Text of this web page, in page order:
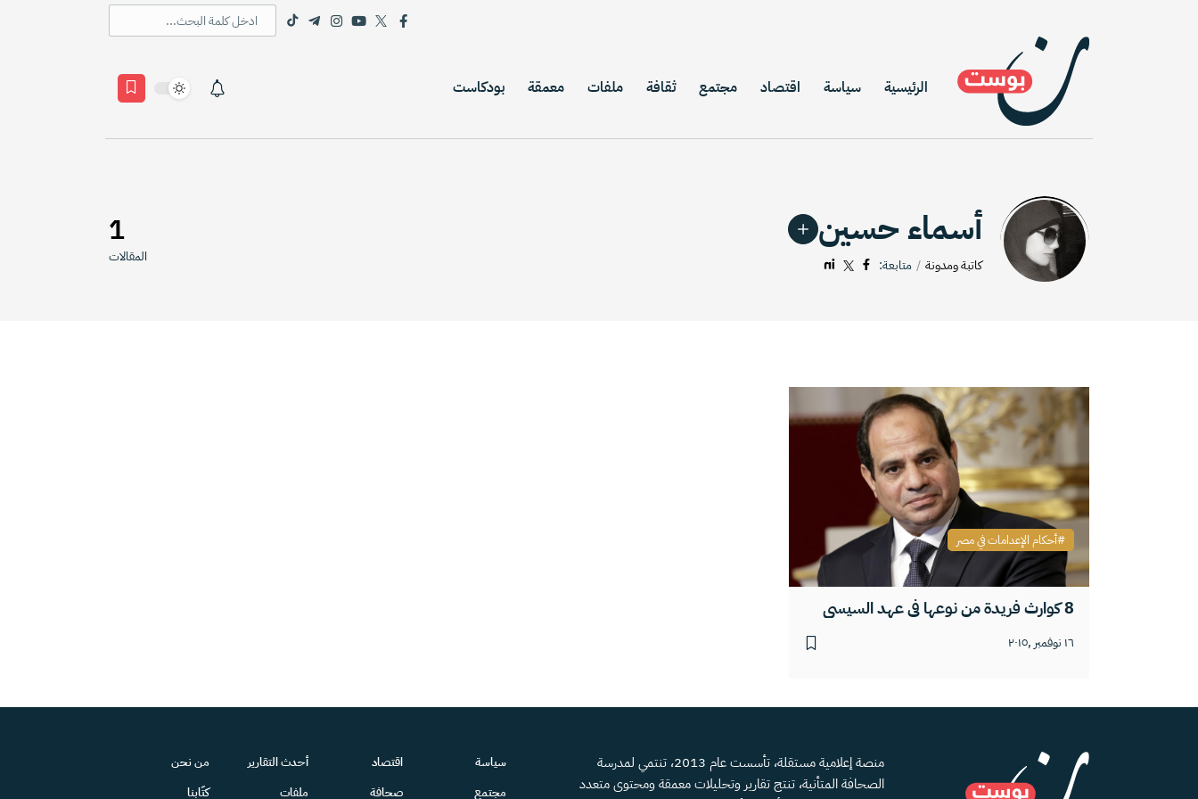
الرئيسية سياسة اقتصاد مجتمع ثقافة ملفات معمقة بودكاست
أسماء حسين
كاتبة ومدونة متابعة:
1
المقالات
8 كوارث فريدة من نوعها في عهد السيسي
١٦ نوفمبر ,٢٠١٥
أحكام الإعدامات في مصر
منصة إعلامية مستقلة، تأسست عام 2013، تنتمي لمدرسة
الصحافة المتأنية، تنتج تقارير وتحليلات معمقة ومحتوى متعدد
سياسة
مجتمع
اقتصاد
صحافة
أحدث التقارير
ملفات
من نحن
كتّابنا